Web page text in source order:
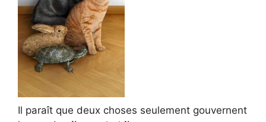
Il paraît que deux choses seulement gouvernent